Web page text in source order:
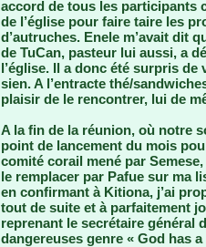
accord de tous les participants
de l’église pour faire taire les
d’autruches. Enele m’avait dit
de TuCan, pasteur lui aussi, a
l’église. Il a donc été surpris
sien. A l’entracte thé/
plaisir de le rencontrer, lui de
A la fin de la réunion, où notre
point de lancement du mois
comité corail mené par
le remplacer par Pafue sur ma
en confirmant à Kitiona, j’ai
tout de suite et à parfaitement
reprenant le secrétaire général
dangereuses genre « God has a